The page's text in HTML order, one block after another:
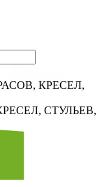
КРЕСЕЛ,
СТУЛЬЕВ,